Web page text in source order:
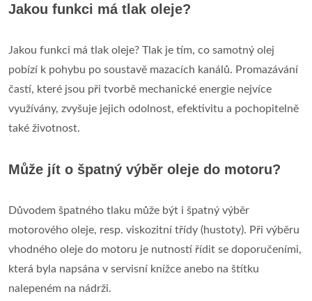
Jakou funkci má tlak oleje?
Jakou funkci má tlak oleje? Tlak je tím, co samotný olej
pobízí k pohybu po soustavě mazacích kanálů. Promazávání
častí, které jsou při tvorbě mechanické energie nejvíce
využívány, zvyšuje jejich odolnost, efektivitu a pochopitelně
také životnost.
Může jít o špatný výběr oleje do motoru?
Důvodem špatného tlaku může být i špatný výběr
motorového oleje, resp. viskozitní třídy (hustoty). Při výběru
vhodného oleje do motoru je nutností řídit se doporučeními,
která byla napsána v servisní knížce anebo na štítku
nalepeném na nádrži.